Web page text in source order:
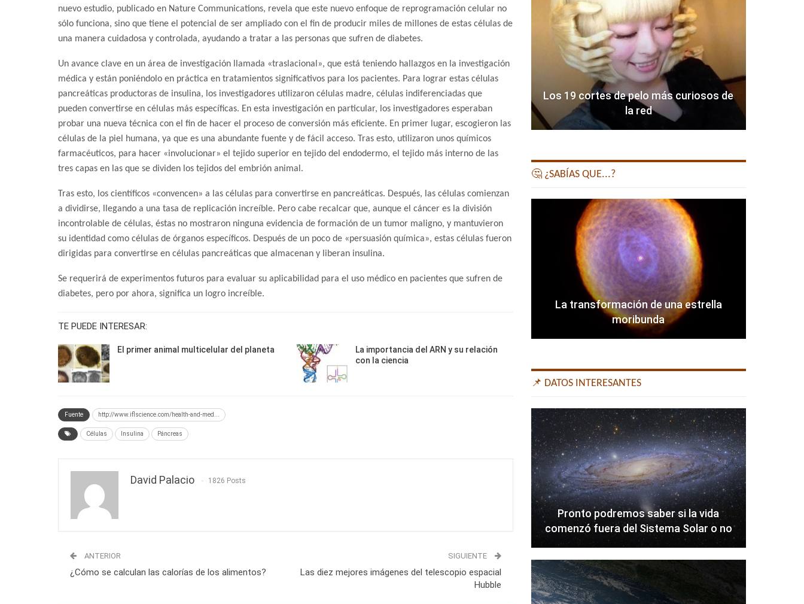
nuevo estudio, publicado en Nature Communications, revela que este nuevo enfoque de reprogramación celular no
sólo funciona, sino que tiene el potencial de ser ampliado con el fin de producir miles de millones de estas células de
una manera cuidadosa y controlada, ayudando a tratar a las personas que sufren de diabetes.
Un avance clave en un área de investigación llamada «traslacional», que está teniendo hallazgos en la investigación
médica y están poniéndolo en práctica en tratamientos significativos para los pacientes. Para lograr estas células
pancreáticas productoras de insulina, los investigadores utilizaron células madre, células indiferenciadas que
pueden convertirse en células más específicas. En esta investigación en particular, los investigadores esperaban
probar una nueva técnica con el fin de hacer el proceso de conversión más eficiente. En primer lugar, escogieron las
células de la piel humana, ya que es una abundante fuente y de fácil acceso. Tras esto, utilizaron unos químicos
farmacéuticos, para hacer «involucionar» el tejido superior en tejido del endodermo, el tejido más interno de las
tres capas en las que se dividen los tejidos del embrión animal.
Tras esto, los científicos «convencen» a las células para convertirse en pancreáticas. Después, las células comienzan
a dividirse, llegando a una tasa de replicación increíble. Pero cabe recalcar que, aunque el cáncer es la división
incontrolable de células, éstas no mostraron ninguna evidencia de formación de un tumor maligno, y mantuvieron
su identidad como células de órganos específicos. Después de un poco de «persuasión química», estas células fueron
dirigidas para convertirse en células pancreáticas que almacenan y liberan insulina.
Se requerirá de experimentos futuros para evaluar su aplicabilidad para el uso médico en pacientes que sufren de
diabetes, pero por ahora, significa un logro increíble.
TE PUEDE INTERESAR:
El primer animal multicelular del planeta
La importancia del ARN y su relación
con la ciencia
Fuente http://www.iflscience.com/health-and-med...
Células Insulina Páncreas
David Palacio 1826 Posts
ANTERIOR
¿Cómo se calculan las calorías de los alimentos?
SIGUIENTE
Las diez mejores imágenes del telescopio espacial
Hubble
Los 19 cortes de pelo más curiosos de
la red
🤔 ¿SABÍAS QUE...?
La transformación de una estrella
moribunda
📌 DATOS INTERESANTES
Pronto podremos saber si la vida
comenzó fuera del Sistema Solar o no